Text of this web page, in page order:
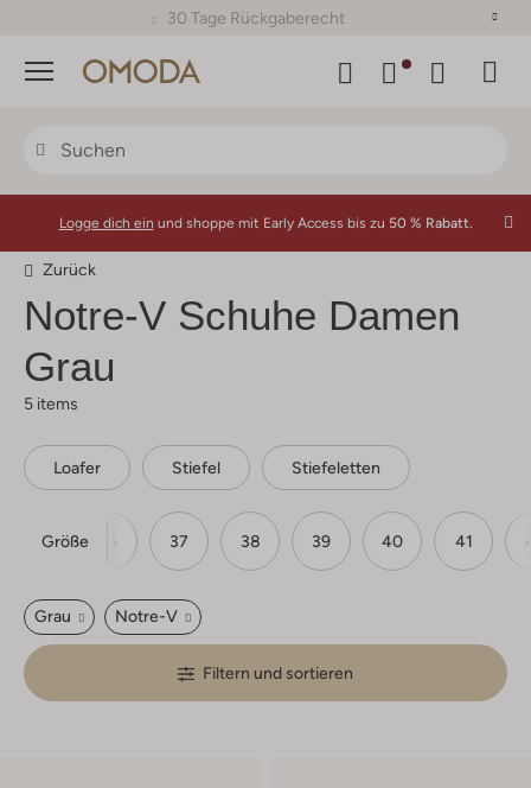
30 Tage Rückgaberecht
Menü
Logge dich ein und shoppe mit Early Access bis zu 50 % Rabatt.
Zurück
Notre-V Schuhe Damen
Grau
5 items
Loafer Stiefel Stiefeletten
Größe 36 37 38 39 40 41
Grau Notre-V
Filtern und sortieren